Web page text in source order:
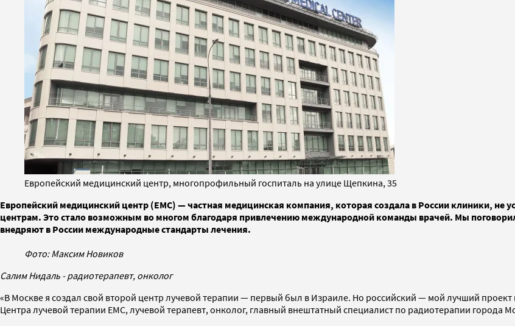
Европейский медицинский центр, многопрофильный госпиталь на улице Щепкина, 35
Европейский медицинский центр (ЕМС) — частная медицинская компания, которая создала в России клиники,
центрам. Это стало возможным во многом благодаря привлечению международной команды врачей. Мы
внедряют в России международные стандарты лечения.
Фото: Максим Новиков
Салим Нидаль - радиотерапевт, онколог
«В Москве я создал свой второй центр лучевой терапии — первый был в Израиле. Но российский — мой лучший
Центра лучевой терапии ЕМС, лучевой терапевт, онколог, главный внештатный специалист по радиотерапии города